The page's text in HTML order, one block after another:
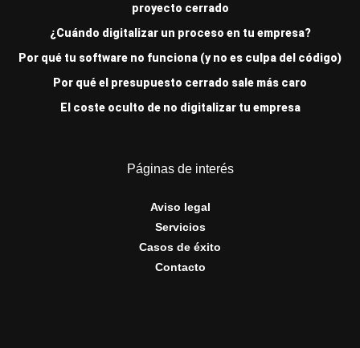
proyecto cerrado
¿Cuándo digitalizar un proceso en tu empresa?
Por qué tu software no funciona (y no es culpa del código)
Por qué el presupuesto cerrado sale más caro
El coste oculto de no digitalizar tu empresa
Páginas de interés
Aviso legal
Servicios
Casos de éxito
Contacto